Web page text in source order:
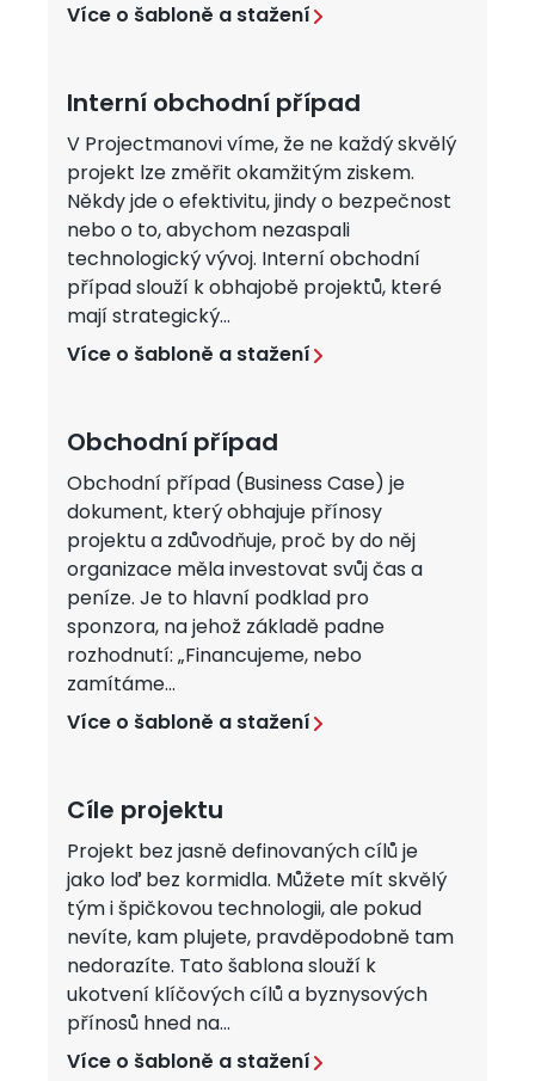
Více o šabloně a stažení
Interní obchodní případ
V Projectmanovi víme, že ne každý skvělý
projekt lze změřit okamžitým ziskem.
Někdy jde o efektivitu, jindy o bezpečnost
nebo o to, abychom nezaspali
technologický vývoj. Interní obchodní
případ slouží k obhajobě projektů, které
mají strategický...
Více o šabloně a stažení
Obchodní případ
Obchodní případ (Business Case) je
dokument, který obhajuje přínosy
projektu a zdůvodňuje, proč by do něj
organizace měla investovat svůj čas a
peníze. Je to hlavní podklad pro
sponzora, na jehož základě padne
rozhodnutí: „Financujeme, nebo
zamítáme...
Více o šabloně a stažení
Cíle projektu
Projekt bez jasně definovaných cílů je
jako loď bez kormidla. Můžete mít skvělý
tým i špičkovou technologii, ale pokud
nevíte, kam plujete, pravděpodobně tam
nedorazíte. Tato šablona slouží k
ukotvení klíčových cílů a byznysových
přínosů hned na...
Více o šabloně a stažení